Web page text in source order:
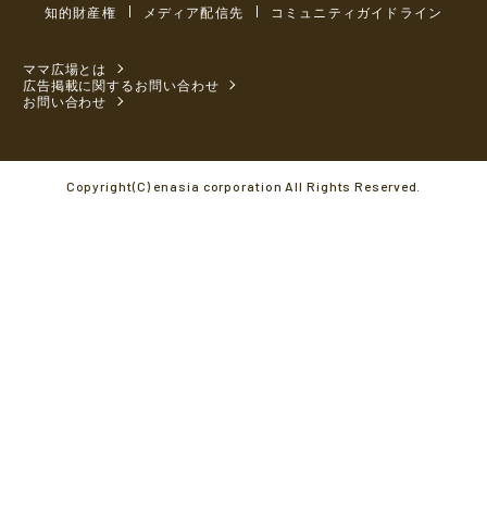
知的財産権
メディア配信先 コミュニティガイドライン
ママ広場とは
広告掲載に関するお問い合わせ
お問い合わせ
Copyright(C) enasia corporation All Rights Reserved.